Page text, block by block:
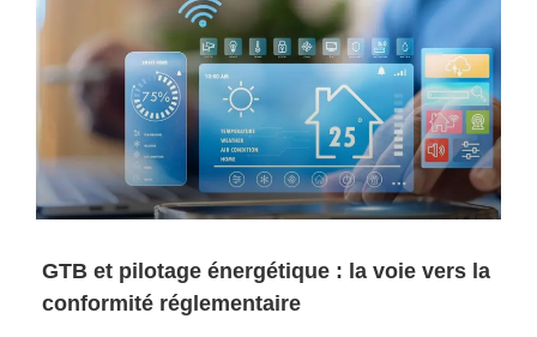
GTB et pilotage énergétique : la voie vers la
conformité réglementaire